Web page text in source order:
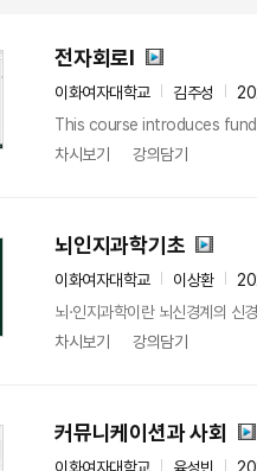
전자회로Ⅰ
이화여자대학교 김주성
This course introduces
차시보기
강의담기
뇌인지과학기초
이화여자대학교 이상환
뇌·인지과학이란 뇌신경계의 신
차시보기
강의담기
커뮤니케이션과 사회